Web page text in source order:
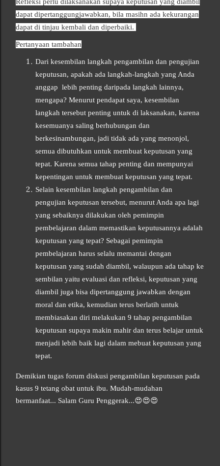
dapat dipertanggungjawabkan, bila masihn ada kekurangan
dapat di tinjau kembali dan diperbaiki.
Pertanyaan tambahan
Dari kesembilan langkah pengambilan dan pengujian
keputusan, apakah ada langkah-langkah yang Anda
anggap lebih penting daripada langkah lainnya,
mengapa? Menurut pendapat saya, kesembilan
langkah tersebut penting untuk di laksanakan, karena
kesemuanya saling berhubungan dan
berkesinambungan, jadi tidak ada yang menonjol,
semua dibutuhkan untuk membuat keputusan yang
tepat. Karena semua tahap penting dan mempunyai
kepentingan untuk membuat keputusan yang tepat.
Selain kesembilan langkah pengambilan dan
pengujian keputusan tersebut, menurut Anda apa lagi
yang sebaiknya dilakukan oleh pemimpin
pembelajaran dalam memastikan keputusannya adalah
keputusan yang tepat? Sebagai pemimpin
pembelajaran harus selalu memantai dengan
keputusan yang sudah diambil, walaupun ada tahap ke
sembilan yaitu evaluasi dan refleksi, keputusan yang
diambil juga bisa dipertanggung jawabkan dengan
moral dan etika, kemudian terus berlatih untuk
membiasakan diri melakukan 9 tahap pengambilan
keputusan supaya makin mahir dan terus belajar untuk
menjadi lebih baik lagi dalam mebuat keputusan yang
tepat.
Demikian tugas forum diskusi pengambilan keputusan pada
kasus 9 tetang obat untuk ibu. Mudah-mudahan
bermanfaat... Salam Guru Penggerak...😍😍😍